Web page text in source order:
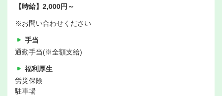
【時給】2,000円～
※お問い合わせください
手当
通勤手当(※全額支給)
福利厚生
労災保険
駐車場